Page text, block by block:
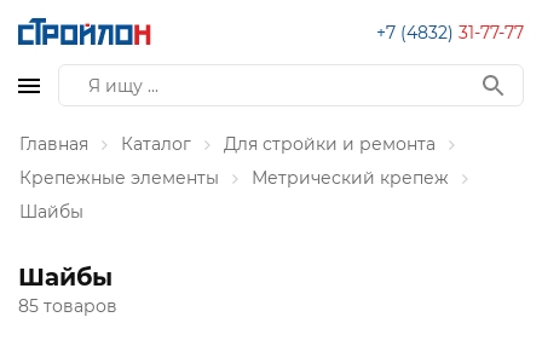
+7 (4832) 31-77-77
Главная Каталог
Для стройки и ремонта
Крепежные элементы
Метрический крепеж
Шайбы
Шайбы
85 товаров